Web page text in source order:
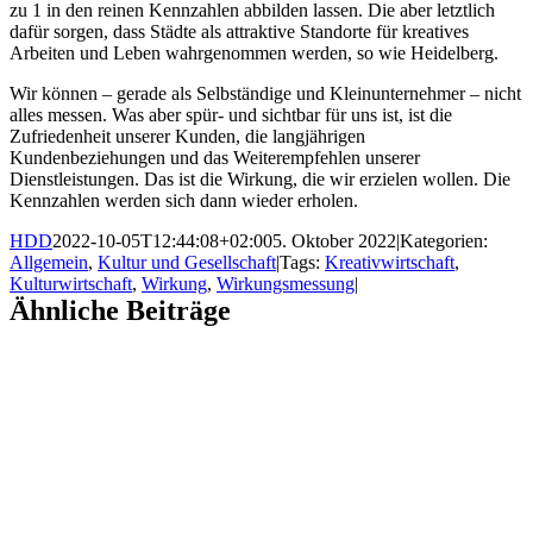
zu 1 in den reinen Kennzahlen abbilden lassen. Die aber letztlich
dafür sorgen, dass Städte als attraktive Standorte für kreatives
Arbeiten und Leben wahrgenommen werden, so wie Heidelberg.
Wir können – gerade als Selbständige und Kleinunternehmer – nicht
alles messen. Was aber spür- und sichtbar für uns ist, ist die
Zufriedenheit unserer Kunden, die langjährigen
Kundenbeziehungen und das Weiterempfehlen unserer
Dienstleistungen. Das ist die Wirkung, die wir erzielen wollen. Die
Kennzahlen werden sich dann wieder erholen.
HDD2022-10-05T12:44:08+02:005. Oktober 2022|Kategorien:
Allgemein, Kultur und Gesellschaft|Tags: Kreativwirtschaft,
Kulturwirtschaft, Wirkung, Wirkungsmessung|
Ähnliche Beiträge